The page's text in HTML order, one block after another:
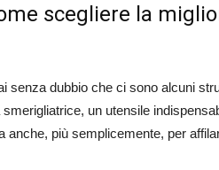
scegliere la
senza dubbio che ci sono alcuni
un utensile
anche, più semplicemente, per